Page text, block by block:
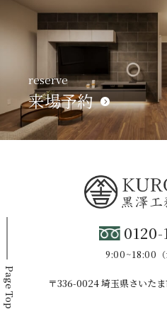
reserve
来場予約
Page Top
0120-
9:00~18:00（
〒336-0024 埼玉県さいた